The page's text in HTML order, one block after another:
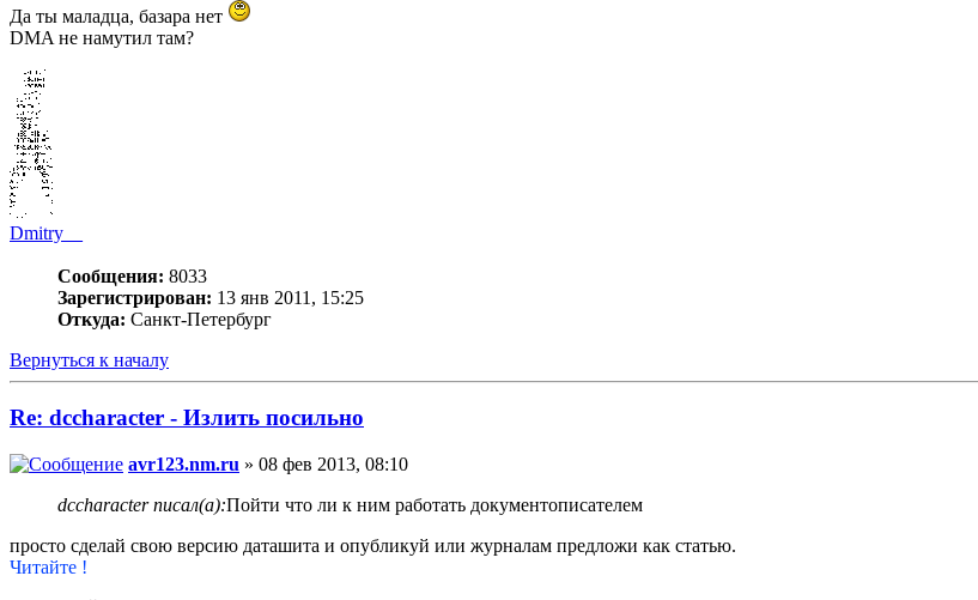
Да ты маладца, базара нет
DMA не намутил там?
Dmitry__
Сообщения: 8033
Зарегистрирован: 13 янв 2011, 15:25
Откуда: Санкт-Петербург
Вернуться к началу
Re: dccharacter - Излить посильно
avr123.nm.ru » 08 фев 2013, 08:10
dccharacter писал(а):Пойти что ли к ним работать документописателем
просто сделай свою версию даташита и опубликуй или журналам предложи как статью.
Читайте !